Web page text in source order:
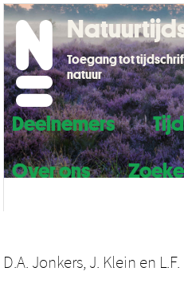
Deelnemers
Over ons
Toegang tot
natuur
D.A. Jonkers, J. Klein en